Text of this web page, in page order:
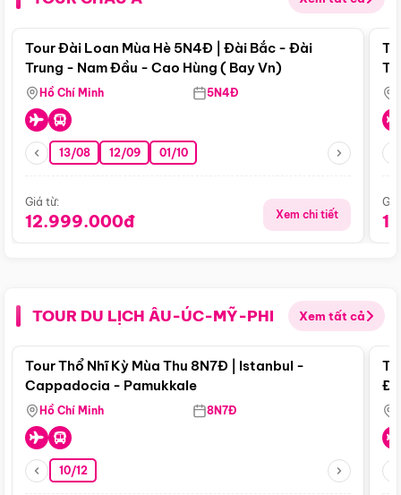
Điểm nổi bật
Tour Đài Loan Mùa Hè 5N4Đ | Đài Bắc - Đài
Trung - Nam Đầu - Cao Hùng ( Bay Vn)
Hồ Chí Minh 5N4Đ
13/08 12/09 01/10
Giá từ:
12.999.000đ Xem chi tiết
TOUR DU LỊCH ÂU-ÚC-MỸ-PHI Xem tất cả
Điểm nổi bật
Tour Thổ Nhĩ Kỳ Mùa Thu 8N7Đ | Istanbul -
Cappadocia - Pamukkale
Hồ Chí Minh 8N7Đ
10/12